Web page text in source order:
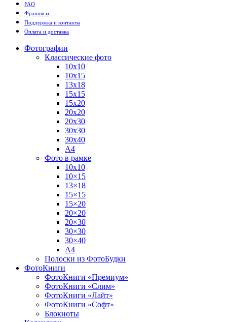
FAQ
Франшиза
Поддержка и контакты
Оплата и доставка
Фотографии
Классические фото
10х10
10х15
13х18
15х15
15х20
20х20
20х30
30х30
30х40
А4
Фото в рамке
10х10
10×15
13×18
15×15
15×20
20×20
20×30
30×30
30×40
A4
Полоски из ФотоБудки
ФотоКниги
ФотоКниги «Премиум»
ФотоКниги «Слим»
ФотоКниги «Лайт»
ФотоКниги «Софт»
Блокноты